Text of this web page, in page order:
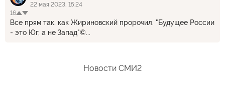
22 мая 2023, 15:24
16
Все прям так, как Жириновский пророчил. "Будущее России
- это Юг, а не Запад"©...
Новости СМИ2